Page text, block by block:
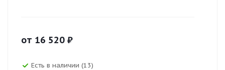
от 16 520 ₽
Есть в наличии (13)